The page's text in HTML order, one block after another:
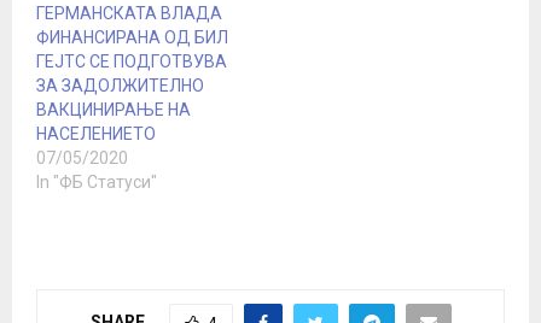
ГЕРМАНСКАТА ВЛАДА
ФИНАНСИРАНА ОД БИЛ
ГЕЈТС СЕ ПОДГОТВУВА
ЗА ЗАДОЛЖИТЕЛНО
ВАКЦИНИРАЊЕ НА
НАСЕЛЕНИЕТО
07/05/2020
In "ФБ Статуси"